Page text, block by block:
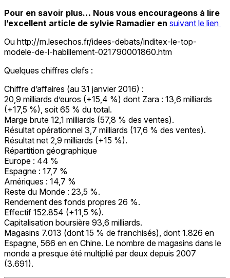
Pour en savoir plus… Nous vous encourageons à lire
l’excellent article de sylvie Ramadier en suivant le lien
Ou http://m.lesechos.fr/idees-debats/inditex-le-top-
modele-de-l-habillement-021790001860.htm
Quelques chiffres clefs :
Chiffre d’affaires (au 31 janvier 2016) :
20,9 milliards d’euros (+15,4 %) dont Zara : 13,6 milliards
(+17,5 %), soit 65 % du total.
Marge brute 12,1 milliards (57,8 % des ventes).
Résultat opérationnel 3,7 milliards (17,6 % des ventes).
Résultat net 2,9 milliards (+15 %).
Répartition géographique
Europe : 44 %
Espagne : 17,7 %
Amériques : 14,7 %
Reste du Monde : 23,5 %.
Rendement des fonds propres 26 %.
Effectif 152.854 (+11,5 %).
Capitalisation boursière 93,6 milliards.
Magasins 7.013 (dont 15 % de franchisés), dont 1.826 en
Espagne, 566 en en Chine. Le nombre de magasins dans le
monde a presque été multiplié par deux depuis 2007
(3.691).